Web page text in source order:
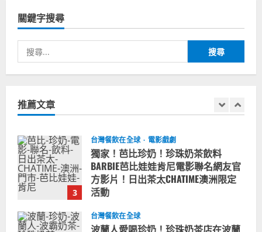
關鍵字搜尋
尋
關
字:
推薦文章
1 2024-02-06
台灣餐飲在全球 尚未分類
奧地利人愛喝珍奶、波霸奶茶奧地利
3
獨家！芭比珍奶！珍珠奶茶飲料
BARBIE芭比娃娃肯尼電影聯名網友官
方影片！日出茶太CHATIME澳洲限定
活動
2023-08-03
波蘭人愛喝珍奶！珍珠奶茶店在波蘭